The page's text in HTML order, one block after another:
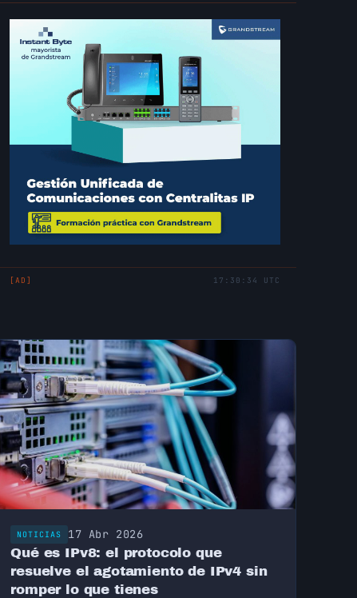
[AD] 17:30:34 UTC
NOTICIAS 17 Abr 2026
Qué es IPv8: el protocolo que
resuelve el agotamiento de IPv4 sin
romper lo que tienes